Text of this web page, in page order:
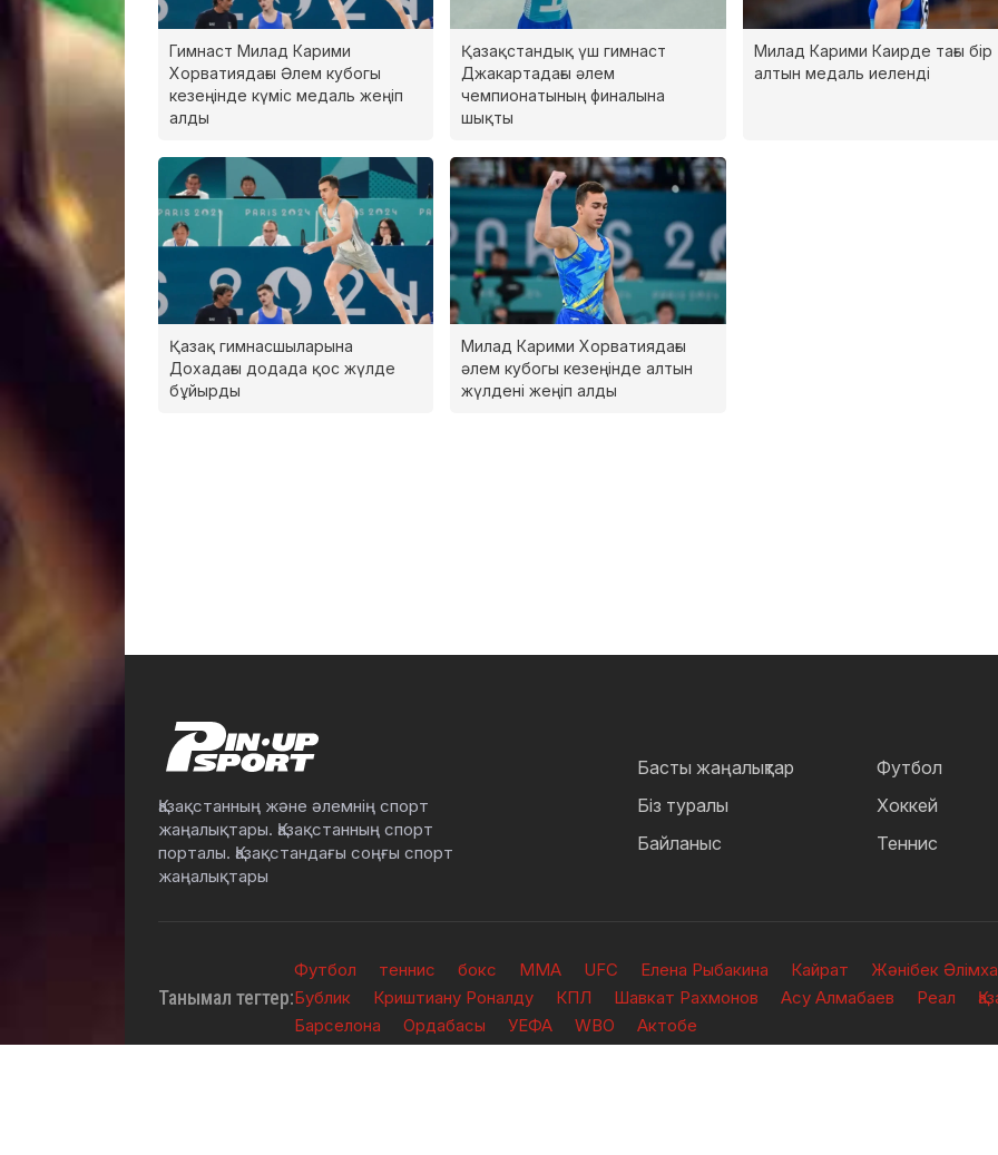
Гимнаст Милад Карими
Хорватиядағы Әлем кубогы
кезеңінде күміс медаль жеңіп
алды
Қазақстандық үш гимнаст
Джакартадағы әлем
чемпионатының финалына
шықты
Милад Карими Каирде тағы бір
алтын медаль иеленді
Қазақ гимнасшыларына
Дохадағы додада қос жүлде
бұйырды
Милад Карими Хорватиядағы
әлем кубогы кезеңінде алтын
жүлдені жеңіп алды
Қазақстанның және әлемнің спорт
жаңалықтары. Қазақстанның спорт
порталы. Қазақстандағы соңғы спорт
жаңалықтары
Басты жаңалықтар
Біз туралы
Байланыс
Футбол
Хоккей
Теннис
Танымал тегтер:
Футбол теннис бокс ММА UFC Елена Рыбакина Кайрат
Жәнібек
Бублик
Криштиану Роналду КПЛ Шавкат Рахмонов Асу Алмабаев Реал
Барселона
Ордабасы УЕФА WBO Актобе